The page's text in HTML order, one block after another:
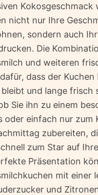
Kokosgeschmack
nicht nur Ihre
sondern auch
Die
und weiteren
dass der Kuchen
und lange frisch
Sie ihn zu einem
oder einfach nur zum
zubereiten,
zum Star auf
Präsentation
mit einer
und